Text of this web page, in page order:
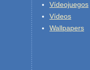
Vídeojuegos
Vídeos
Wallpapers